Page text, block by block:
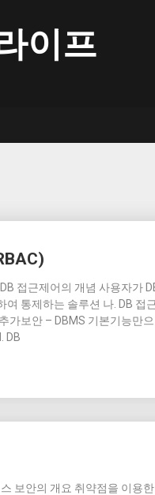
이프
접근제어의 개념 사용자가
통제하는 솔루션 나. DB 접
가보안 – DBMS 기본기능만
DB
보안의 개요 취약점을 이용